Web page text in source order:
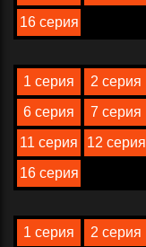
16 серия
1 серия 2 серия
6 серия
7 серия
11 серия
12 серия
16 серия
1 серия 2 серия